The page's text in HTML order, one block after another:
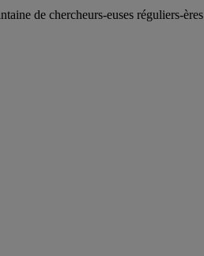
de chercheurs-euses réguliers-ères